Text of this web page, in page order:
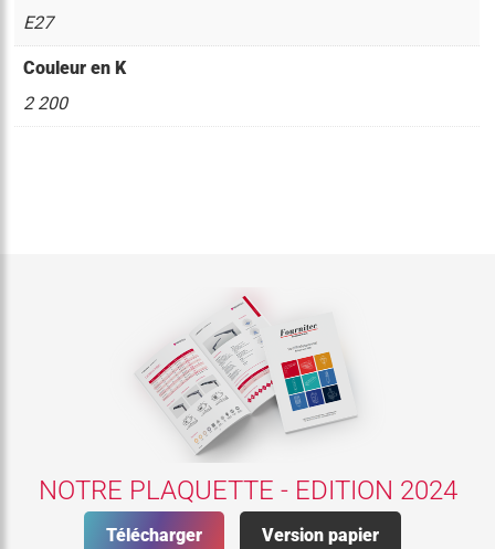
E27
Couleur en K
2 200
NOTRE PLAQUETTE - EDITION 2024
Télécharger Version papier